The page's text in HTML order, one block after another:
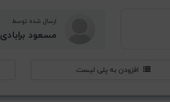
ارسال شده توسط
مسعود برابادی
افزودن به پلی لیست